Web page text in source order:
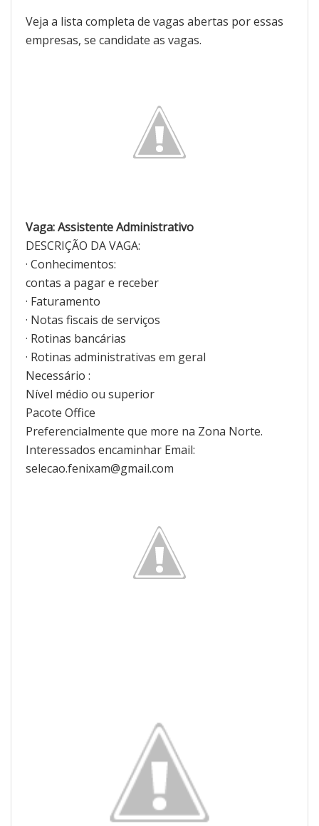
Veja a lista completa de vagas abertas por essas
empresas, se candidate as vagas.
Vaga: Assistente Administrativo
DESCRIÇÃO DA VAGA:
· Conhecimentos:
contas a pagar e receber
· Faturamento
· Notas fiscais de serviços
· Rotinas bancárias
· Rotinas administrativas em geral
Necessário :
Nível médio ou superior
Pacote Office
Preferencialmente que more na Zona Norte.
Interessados encaminhar Email:
selecao.fenixam@gmail.com